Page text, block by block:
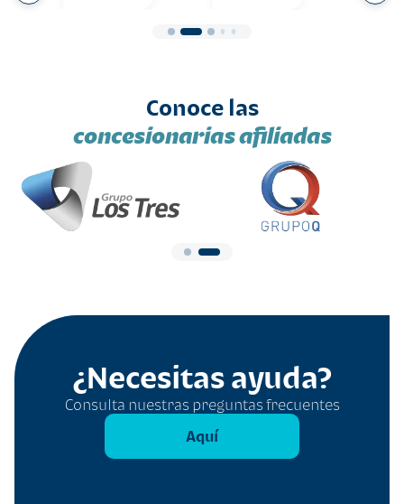
Conoce las
concesionarias afiliadas
¿Necesitas ayuda?
Consulta nuestras preguntas frecuentes
Aquí